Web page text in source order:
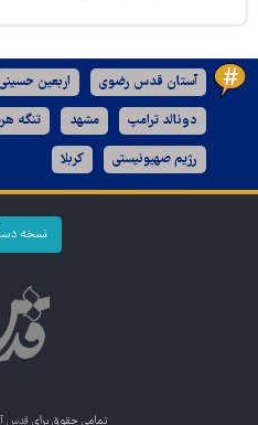
آستان قدس رضوی اربعین حسینی
دونالد ترامپ مشهد تنگه
رژیم صهیونیستی کربلا
نسخه
تمامی حقوق برای قدس